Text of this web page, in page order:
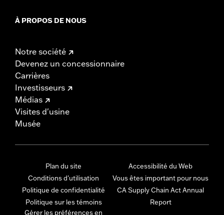
À PROPOS DE NOUS
Notre société
Devenez un concessionnaire
Carrières
Investisseurs
Médias
Visites d'usine
Musée
Plan du site
Conditions d'utilisation
Politique de confidentialité
Politique sur les témoins
Gérer les préférences en
Accessibilité du Web
Vous êtes important pour nous
CA Supply Chain Act Annual
Report